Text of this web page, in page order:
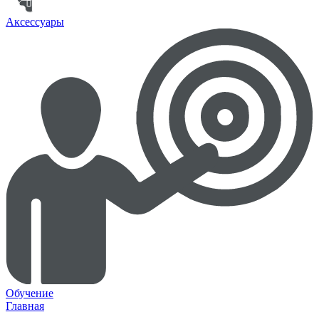
Аксессуары
Обучение
Главная